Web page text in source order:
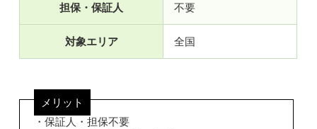
担保・保証人 不要
対象エリア 全国
メリット
・保証人・担保不要